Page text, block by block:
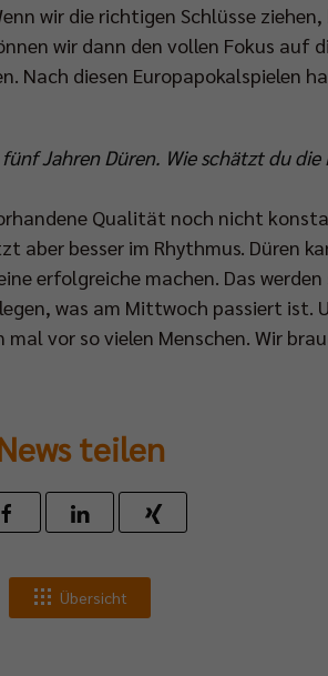
wir die richtigen Schlüsse
wir dann den vollen Fokus auf
Nach diesen Europapokalspielen
Jahren Düren. Wie schätzt du die
Qualität noch nicht
besser im Rhythmus. Düren
erfolgreiche machen. Das
was am Mittwoch passiert ist.
vor so vielen Menschen. Wir
teilen
Übersicht